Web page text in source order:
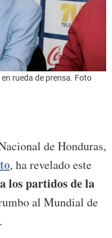
rueda de prensa. Foto
de Honduras,
, ha revelado este
los partidos de la
al Mundial de